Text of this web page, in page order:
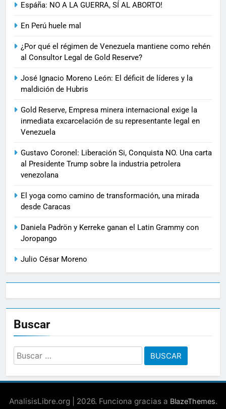
Espáña: NO A LA GUERRA, SÍ AL ABORTO!
En Perú huele mal
¿Por qué el régimen de Venezuela mantiene como rehén
al Consultor Legal de Gold Reserve?
José Ignacio Moreno León: El déficit de líderes y la
maldición de Hubris
Gold Reserve, Empresa minera internacional exige la
inmediata excarcelación de su representante legal en
Venezuela
Gustavo Coronel: Liberación Si, Conquista NO. Una carta
al Presidente Trump sobre la industria petrolera
venezolana
El yoga como camino de transformación, una mirada
desde Caracas
Daniela Padrön y Kerreke ganan el Latin Grammy con
Joropango
Julio César Moreno
Buscar
Buscar:
AnalisisLibre.org | 2026. Funciona gracias a BlazeThemes.